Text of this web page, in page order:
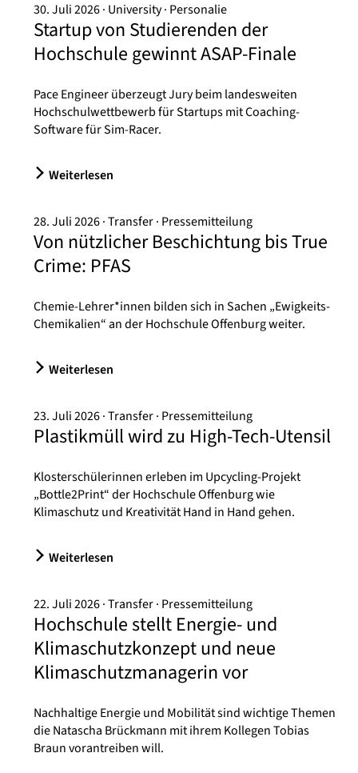
30. Juli 2026 University Personalie
Startup von Studierenden der
Hochschule gewinnt ASAP-Finale
Pace Engineer überzeugt Jury beim landesweiten
Hochschulwettbewerb für Startups mit Coaching-
Software für Sim-Racer.
Weiterlesen
28. Juli 2026 Transfer Pressemitteilung
Von nützlicher Beschichtung bis True
Crime: PFAS
Chemie-Lehrer*innen bilden sich in Sachen „Ewigkeits-
Chemikalien“ an der Hochschule Offenburg weiter.
Weiterlesen
23. Juli 2026 Transfer Pressemitteilung
Plastikmüll wird zu High-Tech-Utensil
Klosterschülerinnen erleben im Upcycling-Projekt
„Bottle2Print“ der Hochschule Offenburg wie
Klimaschutz und Kreativität Hand in Hand gehen.
Weiterlesen
22. Juli 2026 Transfer Pressemitteilung
Hochschule stellt Energie- und
Klimaschutzkonzept und neue
Klimaschutzmanagerin vor
Nachhaltige Energie und Mobilität sind wichtige Themen
die Natascha Brückmann mit ihrem Kollegen Tobias
Braun vorantreiben will.